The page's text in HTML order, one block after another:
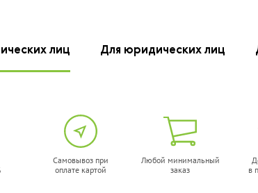
лиц Для юридических лиц
Самовывоз при
оплате картой
Любой минимальный
заказ
в